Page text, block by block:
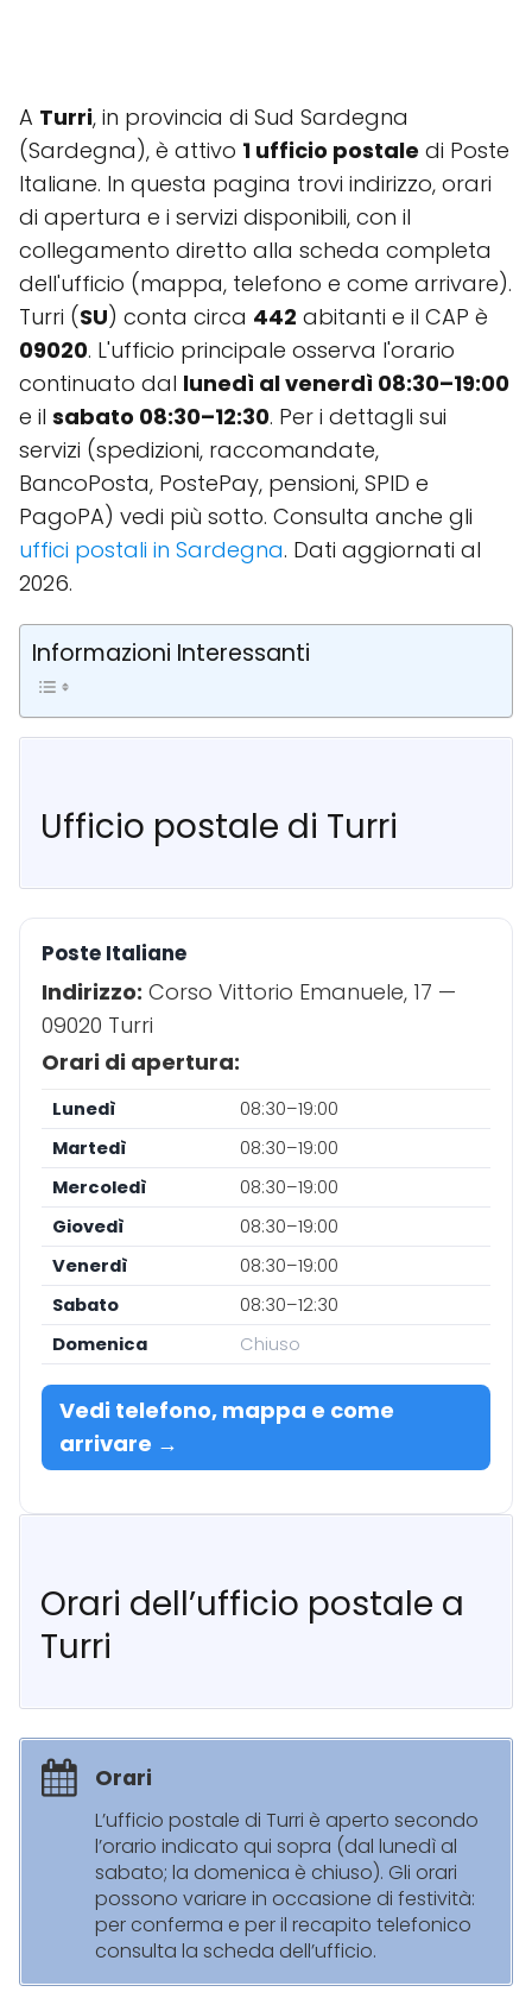
A Turri, in provincia di Sud Sardegna
(Sardegna), è attivo 1 ufficio postale di Poste
Italiane. In questa pagina trovi indirizzo, orari
di apertura e i servizi disponibili, con il
collegamento diretto alla scheda completa
dell'ufficio (mappa, telefono e come arrivare).
Turri (SU) conta circa 442 abitanti e il CAP è
09020. L'ufficio principale osserva l'orario
continuato dal lunedì al venerdì 08:30–19:00
e il sabato 08:30–12:30. Per i dettagli sui
servizi (spedizioni, raccomandate,
BancoPosta, PostePay, pensioni, SPID e
PagoPA) vedi più sotto. Consulta anche gli
uffici postali in Sardegna. Dati aggiornati al
2026.
Informazioni Interessanti
Ufficio postale di Turri
Poste Italiane
Indirizzo: Corso Vittorio Emanuele, 17 —
09020 Turri
Orari di apertura:
Lunedì
08:30–19:00
Martedì
08:30–19:00
Mercoledì
08:30–19:00
Giovedì
08:30–19:00
Venerdì
08:30–19:00
Sabato
08:30–12:30
Domenica
Chiuso
Vedi telefono, mappa e come
arrivare →
Orari dell’ufficio postale a
Turri
Orari
L’ufficio postale di Turri è aperto secondo
l’orario indicato qui sopra (dal lunedì al
sabato; la domenica è chiuso). Gli orari
possono variare in occasione di festività:
per conferma e per il recapito telefonico
consulta la scheda dell’ufficio.